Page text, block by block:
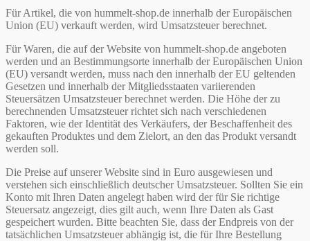
Für Artikel, die von hummelt-shop.de innerhalb der Europäischen
Union (EU) verkauft werden, wird Umsatzsteuer berechnet.
Für Waren, die auf der Website von hummelt-shop.de angeboten
werden und an Bestimmungsorte innerhalb der Europäischen Union
(EU) versandt werden, muss nach den innerhalb der EU geltenden
Gesetzen und innerhalb der Mitgliedsstaaten variierenden
Steuersätzen Umsatzsteuer berechnet werden. Die Höhe der zu
berechnenden Umsatzsteuer richtet sich nach verschiedenen
Faktoren, wie der Identität des Verkäufers, der Beschaffenheit des
gekauften Produktes und dem Zielort, an den das Produkt versandt
werden soll.
Die Preise auf unserer Website sind in Euro ausgewiesen und
verstehen sich einschließlich deutscher Umsatzsteuer. Sollten Sie ein
Konto mit Ihren Daten angelegt haben wird der für Sie richtige
Steuersatz angezeigt, dies gilt auch, wenn Ihre Daten als Gast
gespeichert wurden. Bitte beachten Sie, dass der Endpreis von der
tatsächlichen Umsatzsteuer abhängig ist, die für Ihre Bestellung